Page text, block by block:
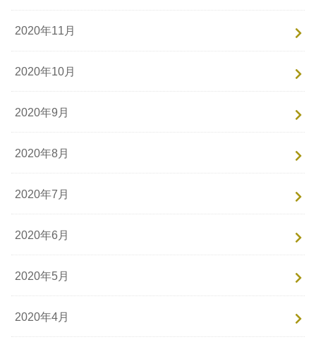
2020年11月
2020年10月
2020年9月
2020年8月
2020年7月
2020年6月
2020年5月
2020年4月